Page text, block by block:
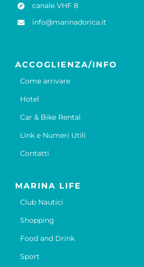
canale VHF 8
info@marinadorica.it
ACCOGLIENZA/INFO
Come arrivare
Hotel
Car & Bike Rental
Link e Numeri Utili
Contatti
MARINA LIFE
Club Nautici
Shopping
Food and Drink
Sport